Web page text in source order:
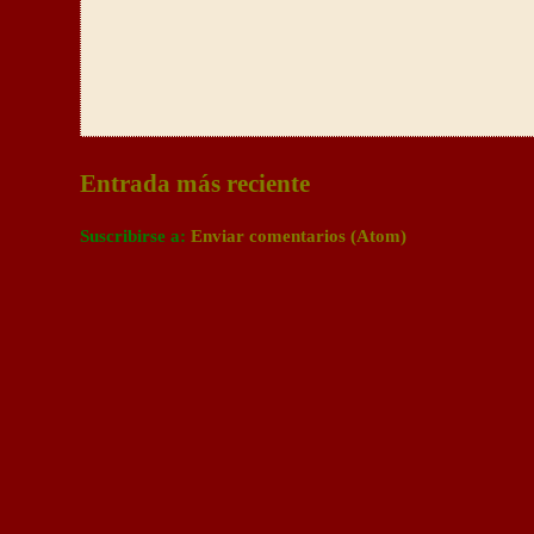
Entrada más reciente
Suscribirse a: Enviar comentarios (Atom)